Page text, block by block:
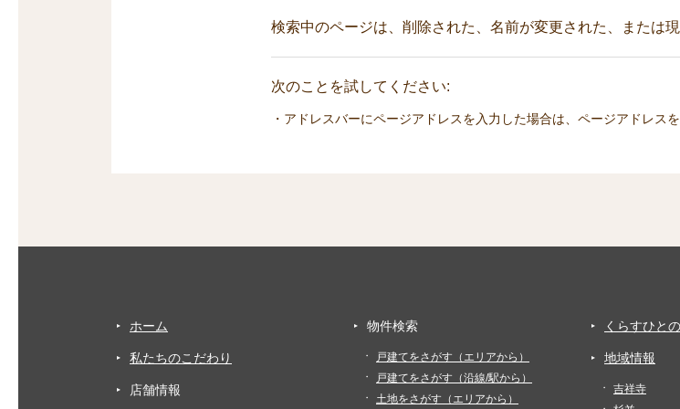
検索中のページは、削除された、名前が変更された、または
次のことを試してください:
・アドレスバーにページアドレスを入力した場合は、ページアドレス
ホーム
私たちのこだわり
店舗情報
物件検索
戸建てをさがす（エリアから）
戸建てをさがす（沿線/駅から）
土地をさがす（エリアから）
くらすひと
地域情報
吉祥寺